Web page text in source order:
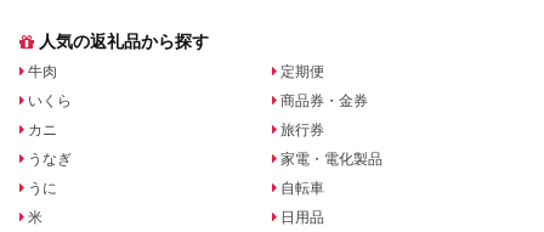
人気の返礼品から探す
牛肉
いくら
カニ
うなぎ
うに
米
定期便
商品券・金券
旅行券
家電・電化製品
自転車
日用品